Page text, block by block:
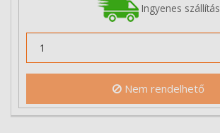
Ingyenes szállítás
Nem rendelhető